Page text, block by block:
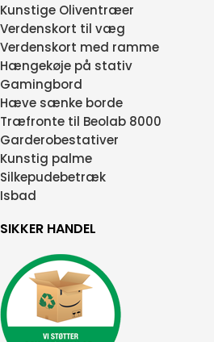
Kunstige Oliventræer
Verdenskort til væg
Verdenskort med ramme
Hængekøje på stativ
Gamingbord
Hæve sænke borde
Træfronte til Beolab 8000
Garderobestativer
Kunstig palme
Silkepudebetræk
Isbad
SIKKER HANDEL